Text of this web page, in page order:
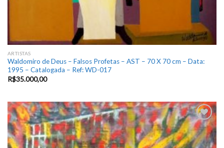
ARTISTAS
Waldomiro de Deus – Falsos Profetas – AST – 70 X 70 cm – Data:
1995 – Catalogada – Ref: WD-017
R$35.000,00
Add
to
wishlist